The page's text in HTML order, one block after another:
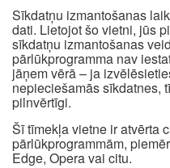
Sīkdatņu izmantošanas
dati. Lietojot šo vietni, jūs
sīkdatņu izmantošanas
pārlūkprogramma nav
jāņem vērā – ja
nepieciešamās sīkdatnes,
pilnvērtīgi.
Šī tīmekļa vietne ir atvērta
pārlūkprogrammām,
Edge, Opera vai citu.